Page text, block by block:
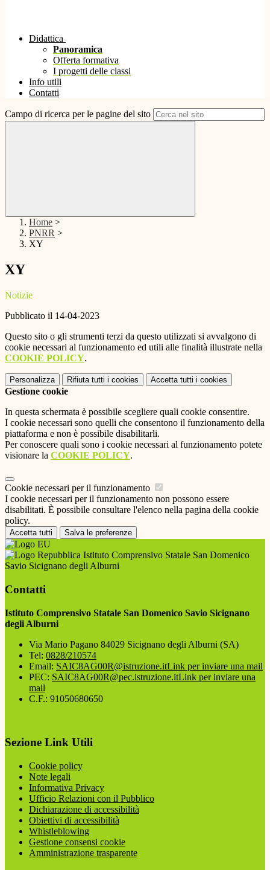
Didattica
Panoramica
Offerta formativa
I progetti delle classi
Info utili
Contatti
Campo di ricerca per le pagine del sito
Home >
PNRR >
XY
XY
Notizie
Pubblicato il 14-04-2023
Questo sito o gli strumenti terzi da questo utilizzati si avvalgono di
cookie necessari al funzionamento ed utili alle finalità illustrate nella
COOKIE POLICY.
Personalizza Rifiuta tutti i cookies Accetta tutti i cookies
Gestione cookie
In questa schermata è possibile scegliere quali cookie consentire.
I cookie necessari sono quelli che consentono il funzionamento della
piattaforma e non è possibile disabilitarli.
Per conoscere quali sono i cookie necessari al funzionamento potete
visionare la COOKIE POLICY.
Cookie necessari per il funzionamento
I cookie necessari per il funzionamento non possono essere
disabilitati. È possibile consultare l'elenco nella pagina della cookie
policy.
Accetta tutti Salva le preferenze
Istituto Comprensivo Statale San Domenico
Savio Sicignano degli Alburni
Contatti
Istituto Comprensivo Statale San Domenico Savio Sicignano
degli Alburni
Via Mario Pagano 84029 Sicignano degli Alburni (SA)
Tel: 0828/210574
Email: SAIC8AG00R@istruzione.itLink per inviare una mail
PEC: SAIC8AG00R@pec.istruzione.itLink per inviare una
mail
C.F.: 91050680650
Sezione Link Utili
Cookie policy
Note legali
Informativa Privacy
Ufficio Relazioni con il Pubblico
Dichiarazione di accessibilità
Obiettivi di accessibilità
Whistleblowing
Gestione consensi cookie
Amministrazione trasparente